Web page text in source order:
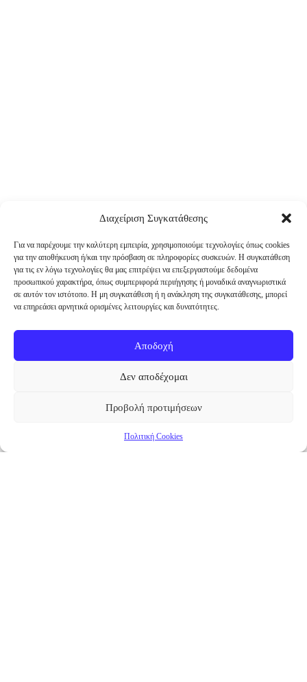
Διαχείριση Συγκατάθεσης
Για να παρέχουμε την καλύτερη εμπειρία, χρησιμοποιούμε τεχνολογίες όπως cookies
για την αποθήκευση ή/και την πρόσβαση σε πληροφορίες συσκευών. Η συγκατάθεση
για τις εν λόγω τεχνολογίες θα μας επιτρέψει να επεξεργαστούμε δεδομένα
προσωπικού χαρακτήρα, όπως συμπεριφορά περιήγησης ή μοναδικά αναγνωριστικά
σε αυτόν τον ιστότοπο. Η μη συγκατάθεση ή η ανάκληση της συγκατάθεσης, μπορεί
να επηρεάσει αρνητικά ορισμένες λειτουργίες και δυνατότητες.
Αποδοχή
Δεν αποδέχομαι
Προβολή προτιμήσεων
Πολιτική Cookies